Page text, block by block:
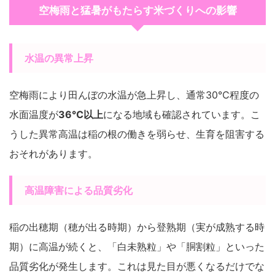
空梅雨と猛暑がもたらす米づくりへの影響
水温の異常上昇
空梅雨により田んぼの水温が急上昇し、通常30℃程度の
水面温度が36℃以上になる地域も確認されています。こ
うした異常高温は稲の根の働きを弱らせ、生育を阻害する
おそれがあります。
高温障害による品質劣化
稲の出穂期（穂が出る時期）から登熟期（実が成熟する時
期）に高温が続くと、「白未熟粒」や「胴割粒」といった
品質劣化が発生します。これは見た目が悪くなるだけでな